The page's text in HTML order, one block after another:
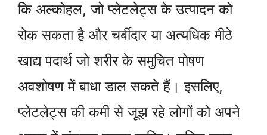
कि अल्कोहल, जो प्लेटलेट्स के उत्पादन को
रोक सकता है और चर्बीदार या अत्यधिक मीठे
खाद्य पदार्थ जो शरीर के समुचित पोषण
अवशोषण में बाधा डाल सकते हैं। इसलिए,
प्लेटलेट्स की कमी से जूझ रहे लोगों को अपने